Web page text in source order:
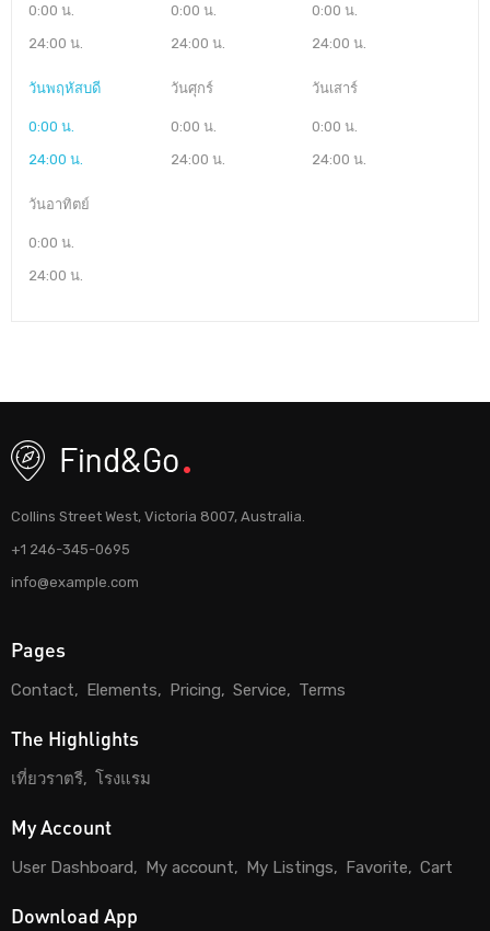
0:00 น.
24:00 น.
0:00 น.
24:00 น.
0:00 น.
24:00 น.
วันพฤหัสบดี
0:00 น.
24:00 น.
วันศุกร์
0:00 น.
24:00 น.
วันเสาร์
0:00 น.
24:00 น.
วันอาทิตย์
0:00 น.
24:00 น.
Collins Street West, Victoria 8007, Australia.
+1 246-345-0695
info@example.com
Pages
Contact Elements Pricing Service Terms
The Highlights
เที่ยวราตรี โรงแรม
My Account
User Dashboard My account My Listings Favorite Cart
Download App